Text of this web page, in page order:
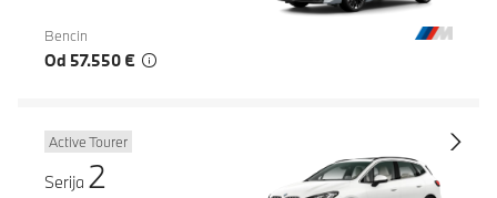
Bencin
Od 57.550 €
Active Tourer
Serija 2